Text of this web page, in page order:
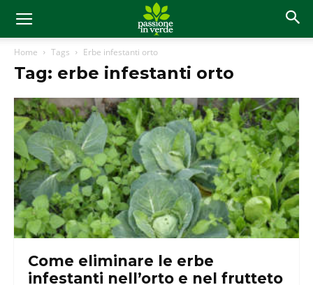
Home Tags Erbe infestanti orto
Tag: erbe infestanti orto
Come eliminare le erbe
infestanti nell’orto e nel frutteto